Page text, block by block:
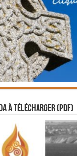
à télécharger (PDF)